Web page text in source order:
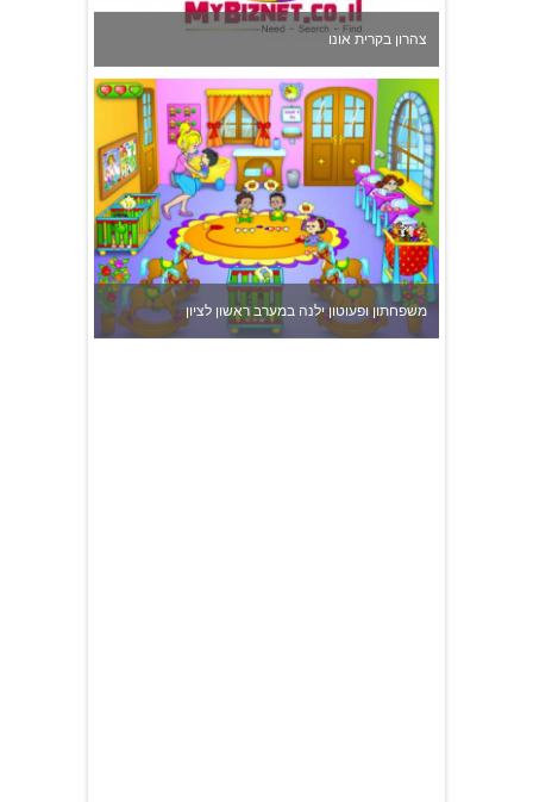
משפחתון ופעוטון ילנה במערב ראשון לציון